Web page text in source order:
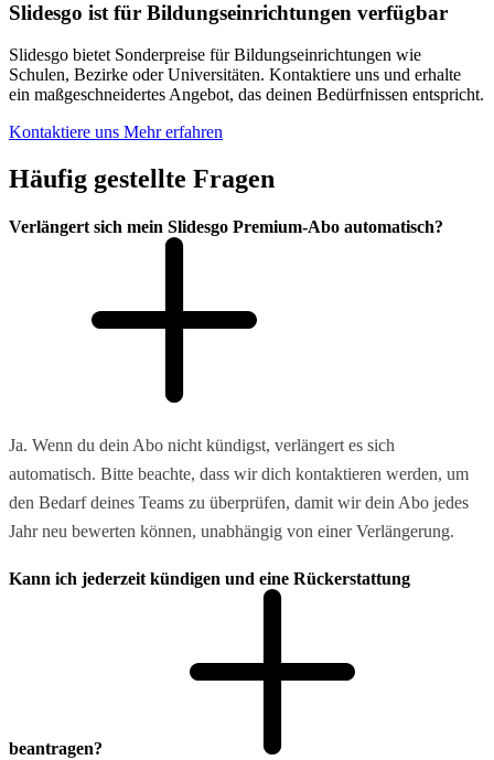
Slidesgo ist für Bildungseinrichtungen verfügbar
Slidesgo bietet Sonderpreise für Bildungseinrichtungen wie
Schulen, Bezirke oder Universitäten. Kontaktiere uns und erhalte
ein maßgeschneidertes Angebot, das deinen Bedürfnissen entspricht.
Kontaktiere uns Mehr erfahren
Häufig gestellte Fragen
Verlängert sich mein Slidesgo Premium-Abo automatisch?
Ja. Wenn du dein Abo nicht kündigst, verlängert es sich
automatisch. Bitte beachte, dass wir dich kontaktieren werden, um
den Bedarf deines Teams zu überprüfen, damit wir dein Abo jedes
Jahr neu bewerten können, unabhängig von einer Verlängerung.
Kann ich jederzeit kündigen und eine Rückerstattung
beantragen?